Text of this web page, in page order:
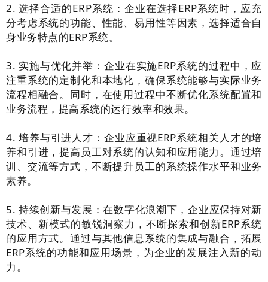
2. 选择合适的ERP系统：企业在选择ERP系统时，应充
分考虑系统的功能、性能、易用性等因素，选择适合自
身业务特点的ERP系统。
3. 实施与优化并举：企业在实施ERP系统的过程中，应
注重系统的定制化和本地化，确保系统能够与实际业务
流程相融合。同时，在使用过程中不断优化系统配置和
业务流程，提高系统的运行效率和效果。
4. 培养与引进人才：企业应重视ERP系统相关人才的培
养和引进，提高员工对系统的认知和应用能力。通过培
训、交流等方式，不断提升员工的系统操作水平和业务
素养。
5. 持续创新与发展：在数字化浪潮下，企业应保持对新
技术、新模式的敏锐洞察力，不断探索和创新ERP系统
的应用方式。通过与其他信息系统的集成与融合，拓展
ERP系统的功能和应用场景，为企业的发展注入新的动
力。